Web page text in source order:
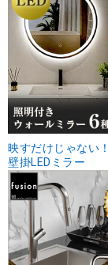
映すだけじゃない
壁掛LEDミラー